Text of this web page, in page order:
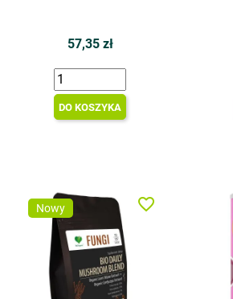
57,35 zł
DO KOSZYKA
Nowy favorite_border